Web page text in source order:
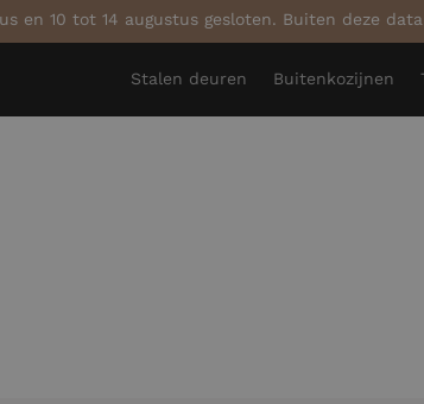
en 10 tot 14 augustus gesloten. Buiten deze
Stalen deuren Buitenkozijnen